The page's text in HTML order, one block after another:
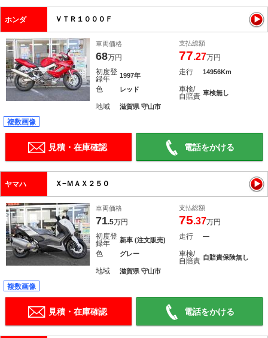
ホンダ ＶＴＲ１０００Ｆ
車両価格
68万円
支払総額
77.27万円
初度登
録年
1997年 走行 14956Km
色 レッド
車検/
自賠責 車検無し
地域 滋賀県 守山市
複数画像
見積・在庫確認 電話をかける
ヤマハ Ｘ−ＭＡＸ２５０
車両価格
71.5万円
支払総額
75.37万円
初度登
録年
新車 (注文販売) 走行 ―
色 グレー
車検/
自賠責 自賠責保険無し
地域 滋賀県 守山市
複数画像
見積・在庫確認 電話をかける